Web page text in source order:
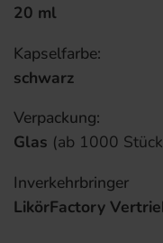
20 ml
Kapselfarbe:
schwarz
Verpackung:
Glas (ab 1000
Inverkehrbringer
LikörFactory